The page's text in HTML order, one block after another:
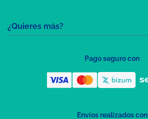
¿Quieres más?
Pago seguro con
Envíos realizados con